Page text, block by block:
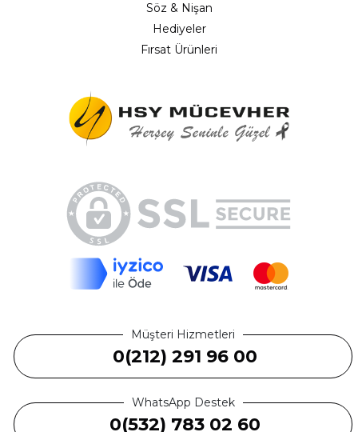
Söz & Nişan
Hediyeler
Fırsat Ürünleri
Müşteri Hizmetleri
0(212) 291 96 00
WhatsApp Destek
0(532) 783 02 60